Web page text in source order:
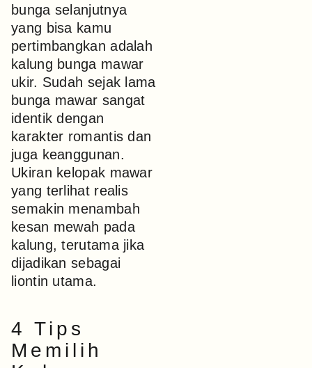
bunga selanjutnya
yang bisa kamu
pertimbangkan adalah
kalung bunga mawar
ukir. Sudah sejak lama
bunga mawar sangat
identik dengan
karakter romantis dan
juga keanggunan.
Ukiran kelopak mawar
yang terlihat realis
semakin menambah
kesan mewah pada
kalung, terutama jika
dijadikan sebagai
liontin utama.
4 Tips
Memilih